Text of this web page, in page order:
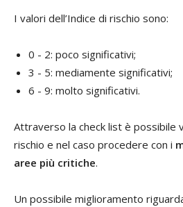
I valori dell’Indice di rischio sono:
0 - 2: poco significativi;
3 - 5: mediamente significativi;
6 - 9: molto significativi.
Attraverso la check list è possibile
rischio e nel caso procedere con i
aree più critiche.
Un possibile miglioramento